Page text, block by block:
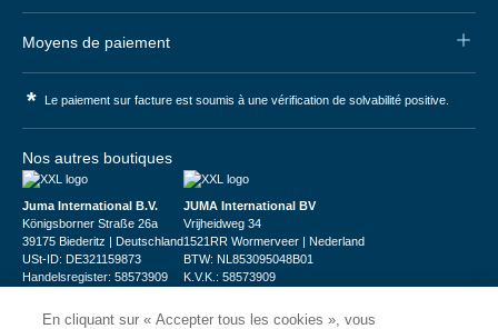
Moyens de paiement
* Le paiement sur facture est soumis à une vérification de solvabilité positive.
Nos autres boutiques
Juma International B.V.
Königsborner Straße 26a
39175 Biederitz | Deutschland
USt-ID: DE321159873
Handelsregister: 58573909
JUMA International BV
Vrijheidweg 34
1521RR Wormerveer | Nederland
BTW: NL853095048B01
K.V.K.: 58573909
En cliquant sur « Accepter tous les cookies », vous